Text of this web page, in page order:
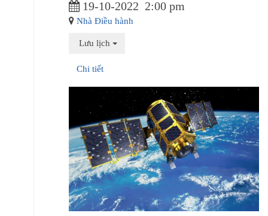
19-10-2022 2:00 pm
Nhà Điều hành
Lưu lịch
Chi tiết